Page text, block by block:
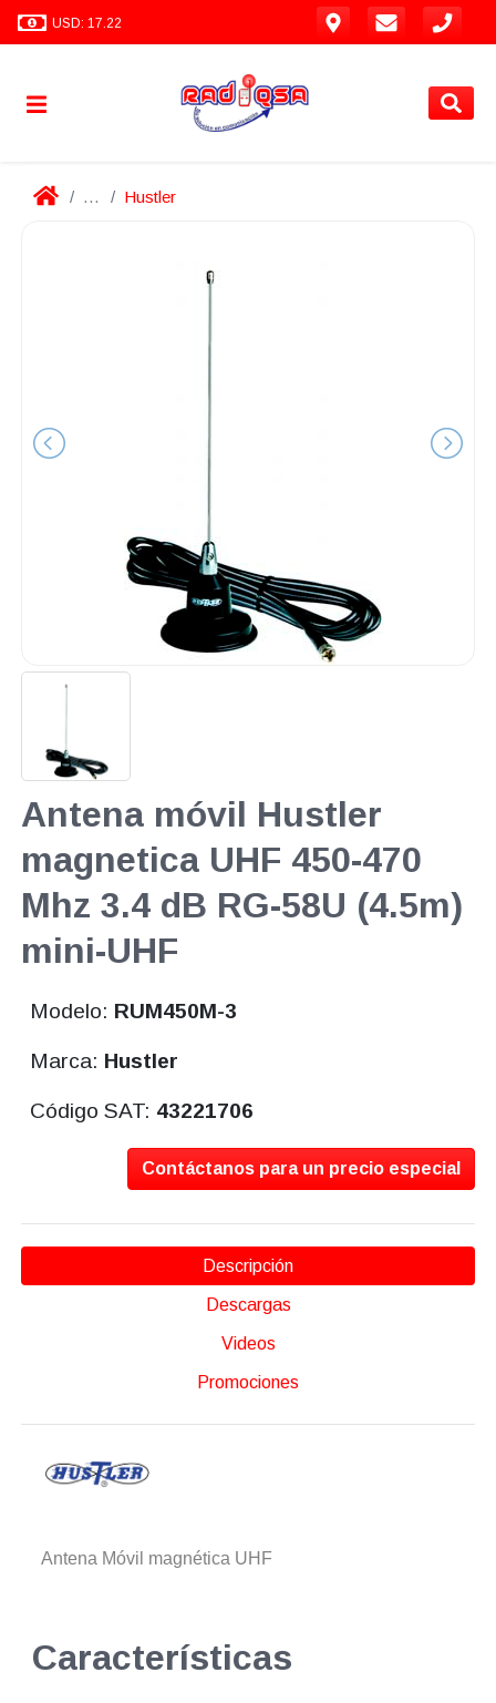
USD: 17.22
... Hustler
Antena móvil Hustler
magnetica UHF 450-470
Mhz 3.4 dB RG-58U (4.5m)
mini-UHF
Modelo: RUM450M-3
Marca: Hustler
Código SAT: 43221706
Contáctanos para un precio especial
Descripción
Descargas
Videos
Promociones
Antena Móvil magnética UHF
Características